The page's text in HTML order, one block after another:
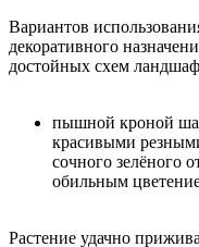
Вариантов
декоративного
достойных схем
пышной кроной
красивыми
сочного зелёного
обильным
Растение удачно